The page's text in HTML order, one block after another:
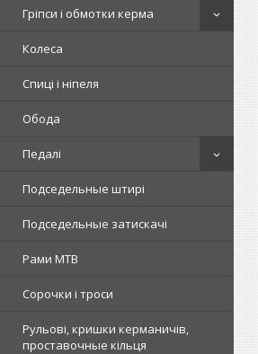
Гріпси і обмотки керма
Колеса
Спиці і ніпеля
Обода
Педалі
Подседельные штирі
Подседельные затискачі
Рами MTB
Сорочки і троси
Рульові, кришки керманичів,
проставочные кільця